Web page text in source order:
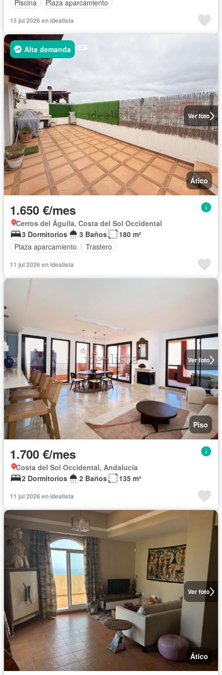
Piscina Plaza aparcamiento
15 jul 2026 en idealista
Ver foto
Alta demanda
Ático
1.650 €/mes
Cerros del Águila, Costa del Sol Occidental
3 Dormitorios
3 Baños
180 m²
Plaza aparcamiento
Trastero
11 jul 2026 en idealista
Ver foto
Piso
1.700 €/mes
Costa del Sol Occidental, Andalucía
2 Dormitorios
2 Baños 135 m²
11 jul 2026 en idealista
Ver foto
Ático